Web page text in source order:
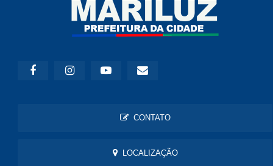
CONTATO
LOCALIZAÇÃO